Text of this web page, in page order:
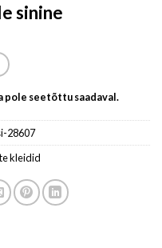
sinine
pole seetõttu saadaval.
28607
kleidid